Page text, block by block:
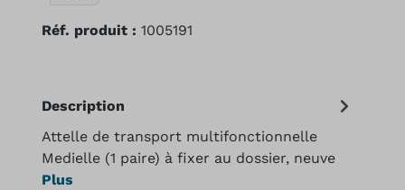
Réf. produit : 1005191
Description
Attelle de transport multifonctionnelle
Medielle (1 paire) à fixer au dossier, neuve
Plus